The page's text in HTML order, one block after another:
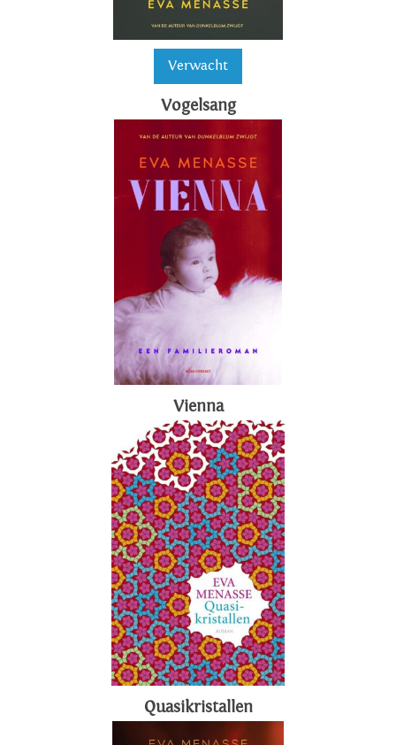
Verwacht
Vogelsang
Vienna
Quasikristallen